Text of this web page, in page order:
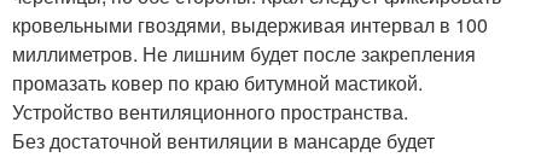
кровельными гвоздями, выдерживая интервал в 100
миллиметров. Не лишним будет после закрепления
промазать ковер по краю битумной мастикой.
Устройство вентиляционного пространства.
Без достаточной вентиляции в мансарде будет